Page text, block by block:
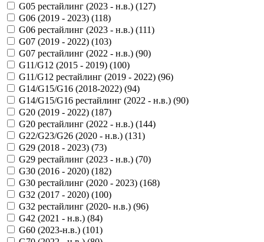
G05 рестайлинг (2023 - н.в.) (127)
G06 (2019 - 2023) (118)
G06 рестайлинг (2023 - н.в.) (111)
G07 (2019 - 2022) (103)
G07 рестайлинг (2022 - н.в.) (90)
G11/G12 (2015 - 2019) (100)
G11/G12 рестайлинг (2019 - 2022) (96)
G14/G15/G16 (2018-2022) (94)
G14/G15/G16 рестайлинг (2022 - н.в.) (90)
G20 (2019 - 2022) (187)
G20 рестайлинг (2022 - н.в.) (144)
G22/G23/G26 (2020 - н.в.) (131)
G29 (2018 - 2023) (73)
G29 рестайлинг (2023 - н.в.) (70)
G30 (2016 - 2020) (182)
G30 рестайлинг (2020 - 2023) (168)
G32 (2017 - 2020) (100)
G32 рестайлинг (2020- н.в.) (96)
G42 (2021 - н.в.) (84)
G60 (2023-н.в.) (101)